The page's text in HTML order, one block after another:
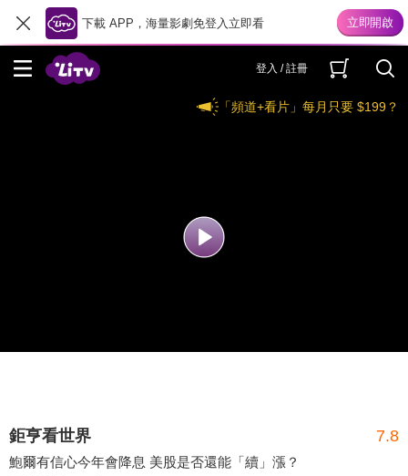
下載 APP，海量影劇免登入立即看
登入 / 註冊
「頻道+看片」每月只要 $199？
鉅亨看世界 7.8
鮑爾有信心今年會降息 美股是否還能「續」漲？